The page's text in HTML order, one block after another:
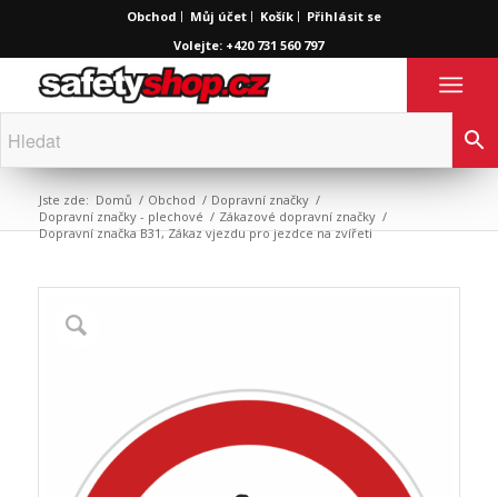
Obchod Můj účet Košík
Přihlásit se
Volejte: +420 731 560 797
Jste zde: Domů / Obchod / Dopravní značky /
Dopravní značky - plechové / Zákazové dopravní značky /
Dopravní značka B31, Zákaz vjezdu pro jezdce na zvířeti